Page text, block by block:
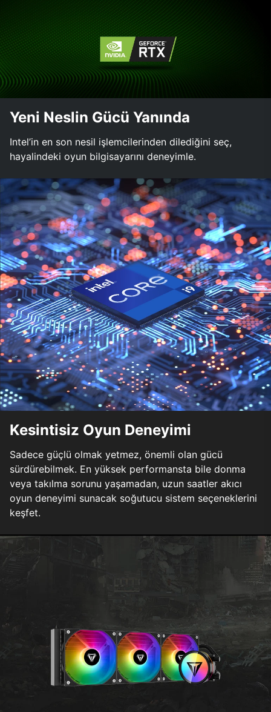
Yeni Neslin Gücü Yanında
Intel’in en son nesil işlemcilerinden dilediğini seç,
hayalindeki oyun bilgisayarını deneyimle.
Kesintisiz Oyun Deneyimi
Sadece güçlü olmak yetmez, önemli olan gücü
sürdürebilmek. En yüksek performansta bile donma
veya takılma sorunu yaşamadan, uzun saatler akıcı
oyun deneyimi sunacak soğutucu sistem seçeneklerini
keşfet.